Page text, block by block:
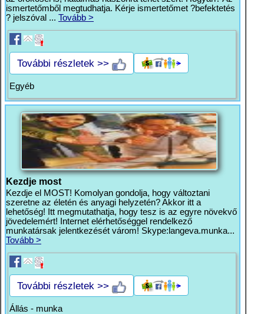
ismertetőmből megtudhatja. Kérje ismertetőmet ?befektetés
? jelszóval ... Tovább >
További részletek >>
Egyéb
Kezdje most
Kezdje el MOST! Komolyan gondolja, hogy változtani
szeretne az életén és anyagi helyzetén? Akkor itt a
lehetőség! Itt megmutathatja, hogy tesz is az egyre növekvő
jövedelemért! Internet elérhetőséggel rendelkező
munkatársak jelentkezését várom! Skype:langeva.munka...
Tovább >
További részletek >>
Állás - munka